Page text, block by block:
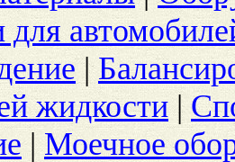
|
жидкости |
| Моечное